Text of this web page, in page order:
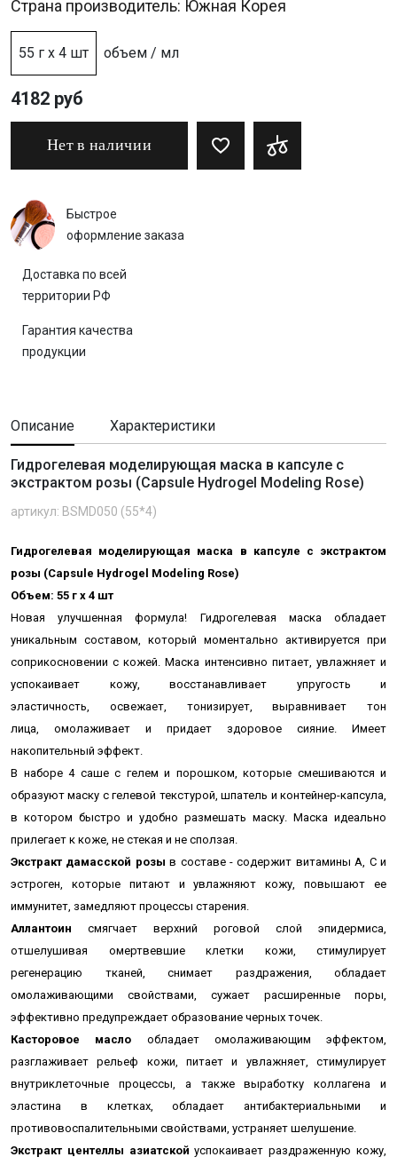
Страна производитель: Южная Корея
55 г х 4 шт объем / мл
4182 руб
Нет в наличии
Быстрое
оформление заказа
Доставка по всей
территории РФ
Гарантия качества
продукции
Описание Характеристики
Гидрогелевая моделирующая маска в капсуле с
экстрактом розы (Capsule Hydrogel Modeling Rose)
артикул: BSMD050 (55*4)
Гидрогелевая моделирующая маска в капсуле с экстрактом
розы (Capsule Hydrogel Modeling Rose)
Объем: 55 г х 4 шт
Новая улучшенная формула! Гидрогелевая маска обладает
уникальным составом, который моментально активируется при
соприкосновении с кожей. Маска интенсивно питает, увлажняет и
успокаивает кожу, восстанавливает упругость и
эластичность, освежает, тонизирует, выравнивает тон
лица, омолаживает и придает здоровое сияние. Имеет
накопительный эффект.
В наборе 4 саше с гелем и порошком, которые смешиваются и
образуют маску с гелевой текстурой, шпатель и контейнер-капсула,
в котором быстро и удобно размешать маску. Маска идеально
прилегает к коже, не стекая и не сползая.
Экстракт дамасской розы в составе - содержит витамины А, С и
эстроген, которые питают и увлажняют кожу, повышают ее
иммунитет, замедляют процессы старения.
Аллантоин смягчает верхний роговой слой эпидермиса,
отшелушивая омертвевшие клетки кожи, стимулирует
регенерацию тканей, снимает раздражения, обладает
омолаживающими свойствами, сужает расширенные поры,
эффективно предупреждает образование черных точек.
Касторовое масло обладает омолаживающим эффектом,
разглаживает рельеф кожи, питает и увлажняет, стимулирует
внутриклеточные процессы, а также выработку коллагена и
эластина в клетках, обладает антибактериальными и
противовоспалительными свойствами, устраняет шелушение.
Экстракт центеллы азиатской успокаивает раздраженную кожу,